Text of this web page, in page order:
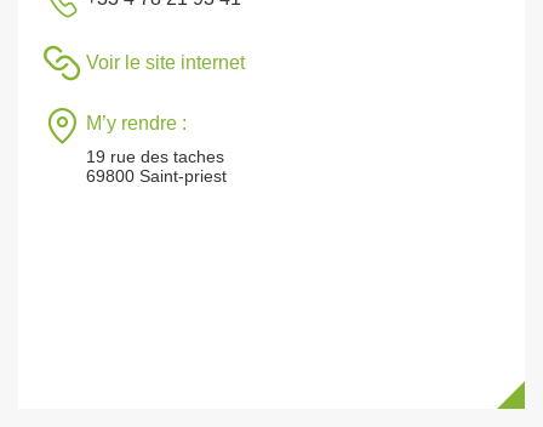
Voir le site internet
M’y rendre :
19 rue des taches
69800 Saint-priest